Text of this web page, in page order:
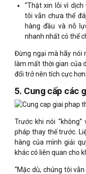
“Thật xin lỗi vì
tôi vẫn chưa thể
hàng đầu và nỗ
nhanh nhất có thể
Đừng ngại mà hãy nói
làm mất thời gian của
đổi trở nên tích cực hơn.
5. Cung cấp các
Trước khi nói
pháp thay thế trước.
hàng của mình giải
khác có liên quan cho
“Mặc dù, chúng tôi